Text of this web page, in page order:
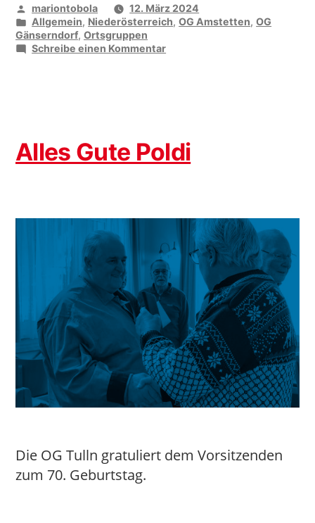
Veröffentlicht
von
mariontobola
12. März 2024
Veröffentlicht
unter
Allgemein, Niederösterreich,OG Amstetten,OG
Gänserndorf, Ortsgruppen
Schreibe einen Kommentarzu
Alles Gute Poldi
Die OG Tulln gratuliert dem Vorsitzenden
zum 70. Geburtstag.